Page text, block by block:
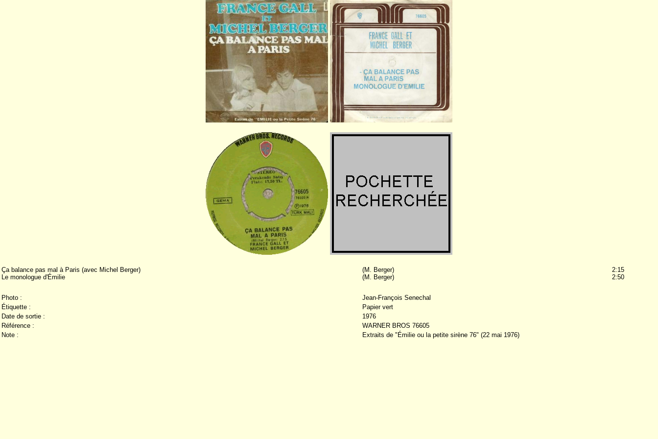
Ça balance pas mal à Paris (avec Michel Berger)
Le monologue d'Émilie
(M. Berger)
(M. Berger)
2:15
2:50
Photo :
Jean-François Senechal
Étiquette :
Papier vert
Date de sortie :
1976
Référence :
WARNER BROS 76605
Note :
Extraits de "Émilie ou la petite sirène 76" (22 mai 1976)